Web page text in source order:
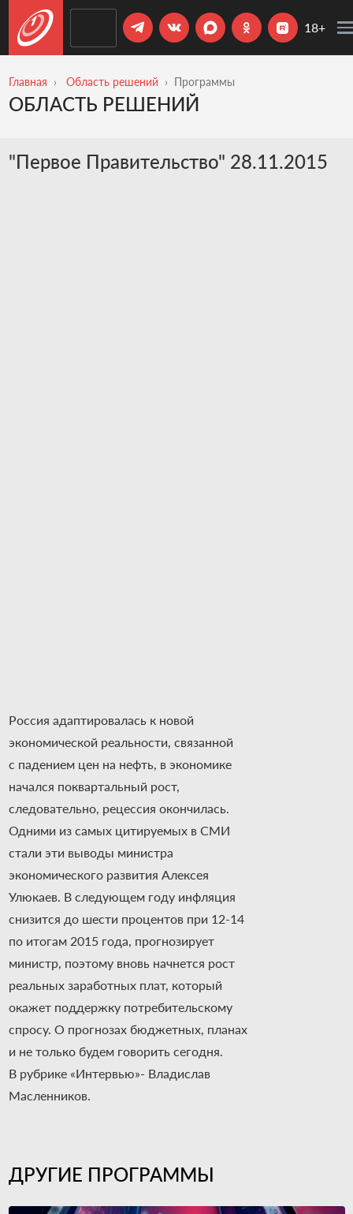
18+
Главная Область решений Программы
ОБЛАСТЬ РЕШЕНИЙ
"Первое Правительство" 28.11.2015
Россия адаптировалась к новой
экономической реальности, связанной
с падением цен на нефть, в экономике
начался поквартальный рост,
следовательно, рецессия окончилась.
Одними из самых цитируемых в СМИ
стали эти выводы министра
экономического развития Алексея
Улюкаев. В следующем году инфляция
снизится до шести процентов при 12-14
по итогам 2015 года, прогнозирует
министр, поэтому вновь начнется рост
реальных заработных плат, который
окажет поддержку потребительскому
спросу. О прогнозах бюджетных, планах
и не только будем говорить сегодня.
В рубрике «Интервью»- Владислав
Масленников.
ДРУГИЕ ПРОГРАММЫ